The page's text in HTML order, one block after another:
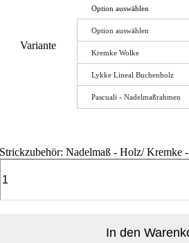
Variante
Option auswählen
Option auswählen
Kremke Wolke
Lykke Lineal Buchenholz
Pascuali - Nadelmaßrahmen
Strickzubehör: Nadelmaß - Holz/ Kremke
In den